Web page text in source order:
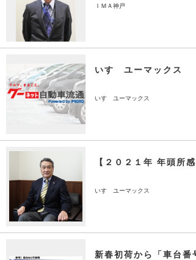
ＩＭＡ神戸
いすゞユーマックス
いすゞユーマックス
【２０２１年 年頭所
いすゞユーマックス
新春初荷から「車台番